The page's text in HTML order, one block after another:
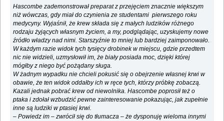
Hascombe zademonstrował preparat z przejęciem znacznie większym
niż wówczas, gdy miał do czynienia ze studentami pierwszego roku
medycyny. Wyjaśnił, że krew składa się z małych ludzików różnego
rodzaju żyjących własnym życiem, a my, podglądając, uzyskujemy nowe
źródło władzy nad nimi. Starszyźnie to mniej lub bardziej zaimponowało.
W każdym razie widok tych tysięcy drobinek w miejscu, gdzie przedtem
nic nie widzieli, uzmysłowił im, że biały posiada moc, dzięki której
mógłby z niego być pożądany sługa.
W żadnym wypadku nie chcieli pokusić się o obejrzenie własnej krwi w
obawie, że ten widok oddałby ich w ręce tych, którzy próbkę zobaczą.
Kazali jednak pobrać krew od niewolnika. Hascombe poprosił też o
ptaka i zdołał wzbudzić pewne zainteresowanie pokazując, jak zupełnie
inne są ludziki w ptasiej krwi.
‒ Powiedz im ‒ zwrócił się do tłumacza ‒ że dysponuję wieloma innymi